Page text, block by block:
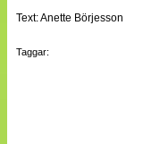
Text: Anette Börjesson
Taggar: